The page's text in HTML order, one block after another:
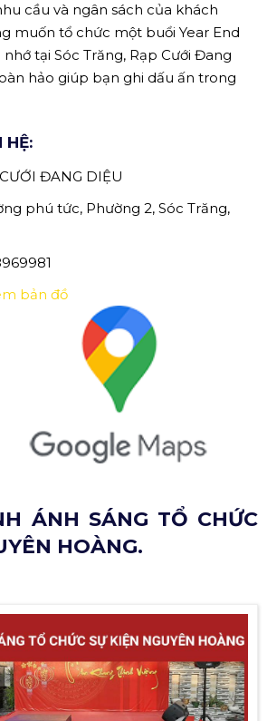
cầu và ngân sách của khách
muốn tổ chức một buổi Year End
tại Sóc Trăng, Rạp Cưới Đang
hảo giúp bạn ghi dấu ấn trong
HỆ:
ĐANG DIỆU
phú tức, Phường 2, Sóc Trăng,
bản đồ
ÁNH SÁNG TỔ CHỨC
HOÀNG.